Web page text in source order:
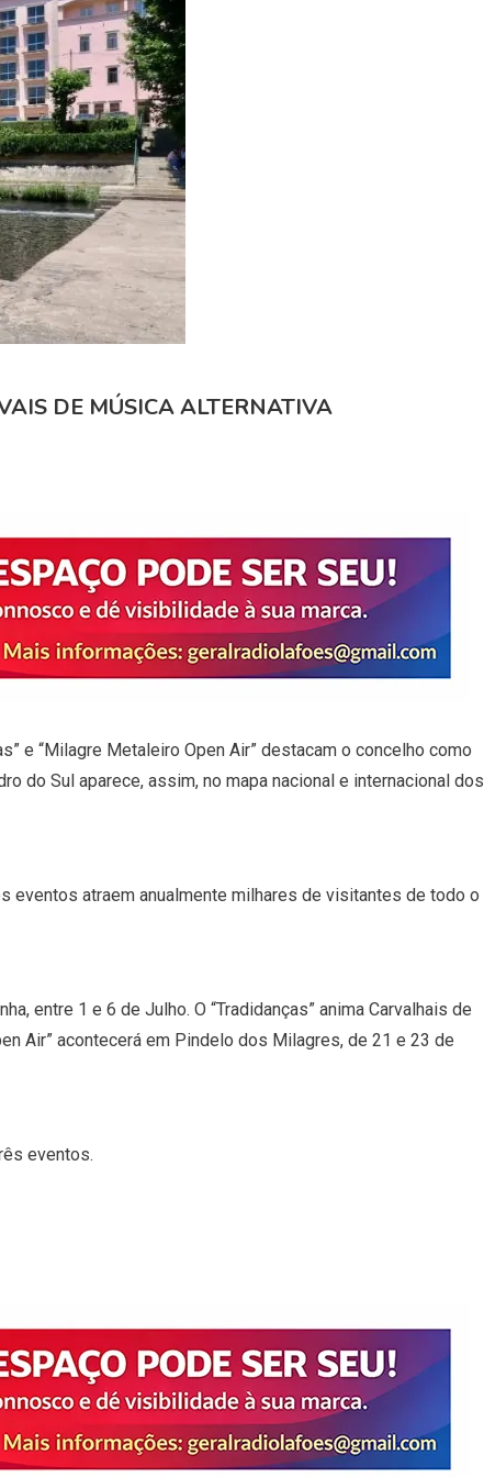
DE MÚSICA ALTERNATIVA
e “Milagre Metaleiro Open Air” destacam o concelho como
do Sul aparece, assim, no mapa nacional e internacional dos
atraem anualmente milhares de visitantes de todo o
entre 1 e 6 de Julho. O “Tradidanças” anima Carvalhais de
Air” acontecerá em Pindelo dos Milagres, de 21 e 23 de
eventos.